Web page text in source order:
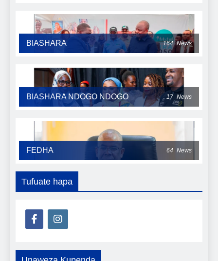
BIASHARA 164 News
BIASHARA NDOGO NDOGO 17 News
FEDHA 64 News
Tufuate hapa